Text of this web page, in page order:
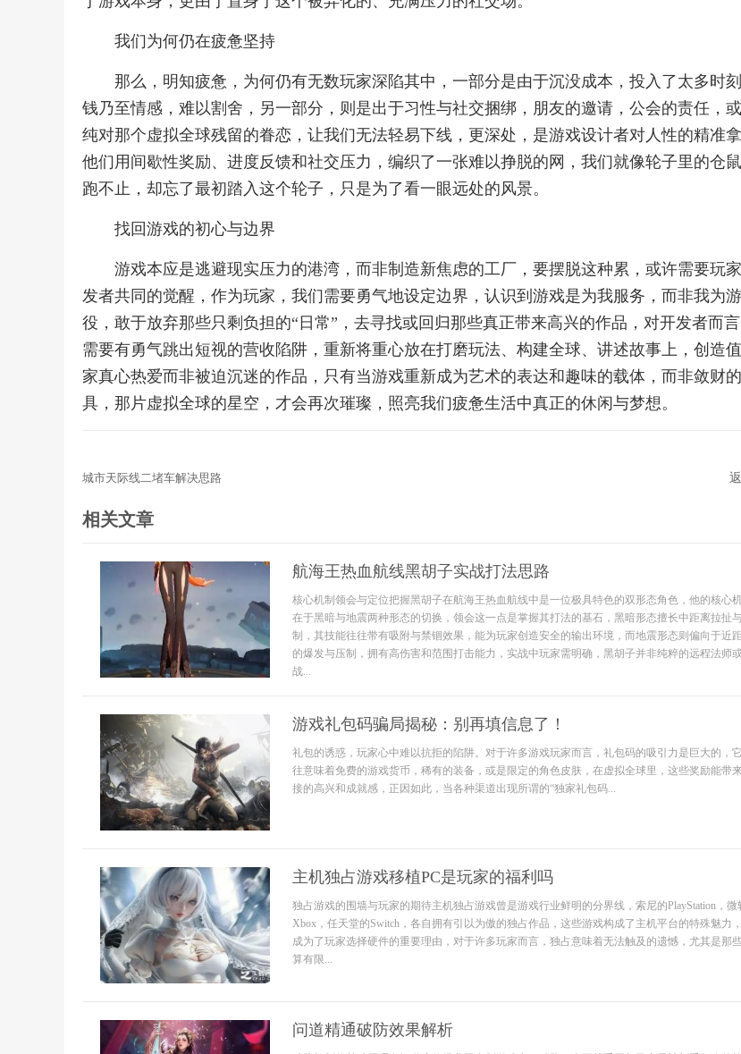
我们为何仍在疲惫坚持
那么，明知疲惫，为何仍有无数玩家深陷其中，一部分是由于沉没成本，投入了太多时
钱乃至情感，难以割舍，另一部分，则是出于习性与社交捆绑，朋友的邀请，公会的责任，
纯对那个虚拟全球残留的眷恋，让我们无法轻易下线，更深处，是游戏设计者对人性的精准拿
他们用间歇性奖励、进度反馈和社交压力，编织了一张难以挣脱的网，我们就像轮子里的仓
跑不止，却忘了最初踏入这个轮子，只是为了看一眼远处的风景。
找回游戏的初心与边界
游戏本应是逃避现实压力的港湾，而非制造新焦虑的工厂，要摆脱这种累，或许需要玩
发者共同的觉醒，作为玩家，我们需要勇气地设定边界，认识到游戏是为我服务，而非我为
役，敢于放弃那些只剩负担的“日常”，去寻找或回归那些真正带来高兴的作品，对开发者而言
需要有勇气跳出短视的营收陷阱，重新将重心放在打磨玩法、构建全球、讲述故事上，创造
家真心热爱而非被迫沉迷的作品，只有当游戏重新成为艺术的表达和趣味的载体，而非敛财
具，那片虚拟全球的星空，才会再次璀璨，照亮我们疲惫生活中真正的休闲与梦想。
城市天际线二堵车解决思路
相关文章
航海王热血航线黑胡子实战打法思路
核心机制领会与定位把握黑胡子在航海王热血航线中是一位极具特色的双形态角色，他的核心
在于黑暗与地震两种形态的切换，领会这一点是掌握其打法的基石，黑暗形态擅长中距离拉扯
制，其技能往往带有吸附与禁锢效果，能为玩家创造安全的输出环境，而地震形态则偏向于近
的爆发与压制，拥有高伤害和范围打击能力，实战中玩家需明确，黑胡子并非纯粹的远程法师
战...
游戏礼包码骗局揭秘：别再填信息了！
礼包的诱惑，玩家心中难以抗拒的陷阱。对于许多游戏玩家而言，礼包码的吸引力是巨大的，
往意味着免费的游戏货币，稀有的装备，或是限定的角色皮肤，在虚拟全球里，这些奖励能带
接的高兴和成就感，正因如此，当各种渠道出现所谓的“独家礼包码...
主机独占游戏移植PC是玩家的福利吗
独占游戏的围墙与玩家的期待主机独占游戏曾是游戏行业鲜明的分界线，索尼的PlayStation，微
Xbox，任天堂的Switch，各自拥有引以为傲的独占作品，这些游戏构成了主机平台的特殊魅力
成为了玩家选择硬件的重要理由，对于许多玩家而言，独占意味着无法触及的遗憾，尤其是那
算有限...
问道精通破防效果解析